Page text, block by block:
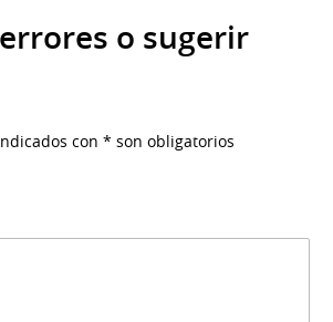
o sugerir
con * son obligatorios